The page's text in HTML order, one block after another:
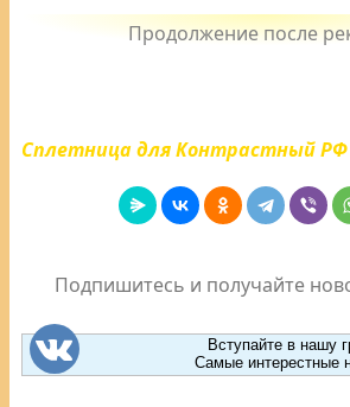
Сплетница для Контрастный РФ
Подпишитесь и получайте
Вступайте в нашу
Самые интерестные